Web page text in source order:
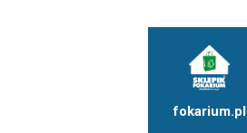
fokarium.pl